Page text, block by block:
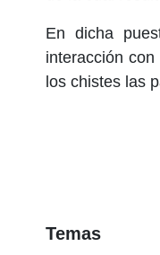
En dicha
interacción
los chistes las
Temas